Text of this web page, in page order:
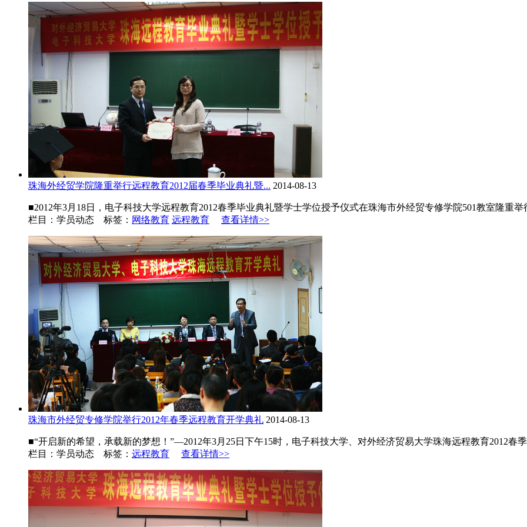
珠海外经贸学院隆重举行远程教育2012届春季毕业典礼暨... 2014-08-13
■2012年3月18日，电子科技大学远程教育2012春季毕业典礼暨学士学位授予仪式在珠海市外经贸专修学院501教室隆重举
栏目：学员动态 标签： 网络教育 远程教育 查看详情>>
珠海市外经贸专修学院举行2012年春季远程教育开学典礼 2014-08-13
■“开启新的希望，承载新的梦想！”—2012年3月25日下午15时，电子科技大学、对外经济贸易大学珠海远程教育2012春
栏目：学员动态 标签： 远程教育 查看详情>>